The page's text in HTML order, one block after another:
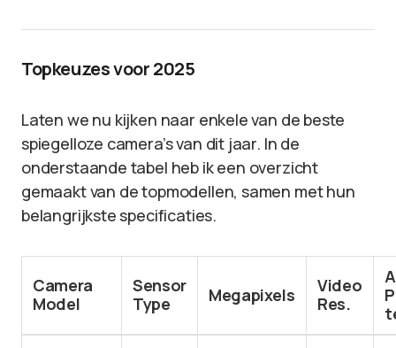
Topkeuzes voor 2025
Laten we nu kijken naar enkele van de beste
spiegelloze camera’s van dit jaar. In de
onderstaande tabel heb ik een overzicht
gemaakt van de topmodellen, samen met hun
belangrijkste specificaties.
Camera
Model
Sensor
Type
Megapixels
Video
Res.